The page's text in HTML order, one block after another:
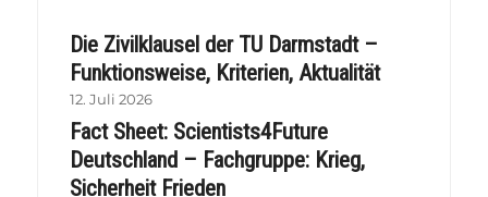
Die Zivilklausel der TU Darmstadt –
Funktionsweise, Kriterien, Aktualität
12. Juli 2026
Fact Sheet: Scientists4Future
Deutschland – Fachgruppe: Krieg,
Sicherheit Frieden